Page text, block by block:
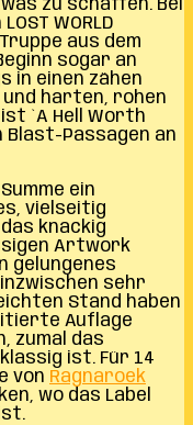
zu schaffen. Bei
WORLD
aus dem
sogar an
in einen zähen
harten, rohen
`A Hell Worth
Blast-Passagen an
Summe ein
vielseitig
knackig
Artwork
gelungenes
sehr
Stand haben
Auflage
zumal das
ist. Für 14
von Ragnaroek
wo das Label